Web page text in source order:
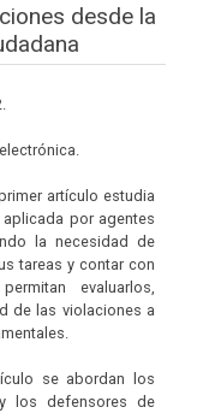
desde la
artículo estudia
por agentes
la necesidad de
tareas y contar con
evaluarlos,
de las violaciones a
se abordan los
los defensores de